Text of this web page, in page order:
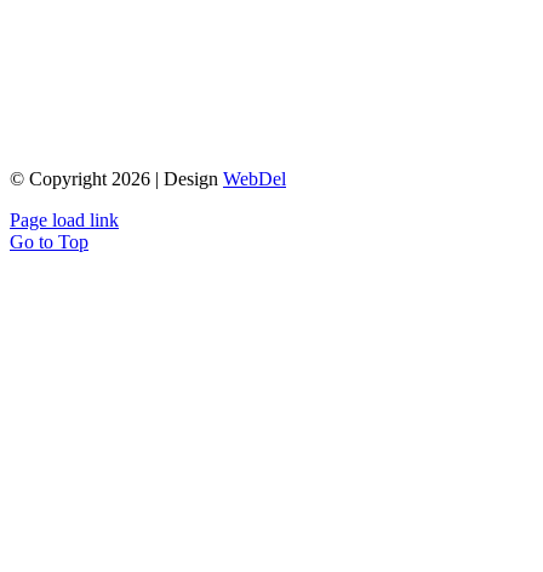
© Copyright 2026 | Design WebDel
Page load link
Go to Top